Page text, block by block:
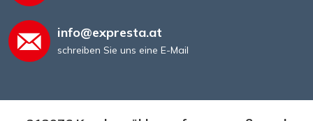
info@expresta.at
schreiben Sie uns eine E-Mail